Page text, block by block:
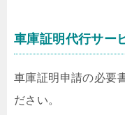
車庫証明代行サー
車庫証明申請の必要
ださい。